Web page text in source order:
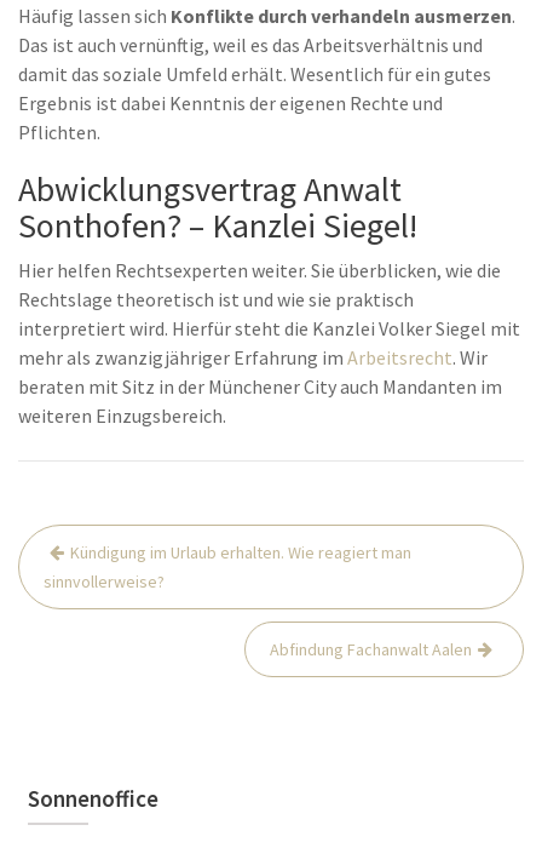
Häufig lassen sich Konflikte durch verhandeln ausmerzen.
Das ist auch vernünftig, weil es das Arbeitsverhältnis und
damit das soziale Umfeld erhält. Wesentlich für ein gutes
Ergebnis ist dabei Kenntnis der eigenen Rechte und
Pflichten.
Abwicklungsvertrag Anwalt
Sonthofen? – Kanzlei Siegel!
Hier helfen Rechtsexperten weiter. Sie überblicken, wie die
Rechtslage theoretisch ist und wie sie praktisch
interpretiert wird. Hierfür steht die Kanzlei Volker Siegel mit
mehr als zwanzigjähriger Erfahrung im Arbeitsrecht. Wir
beraten mit Sitz in der Münchener City auch Mandanten im
weiteren Einzugsbereich.
Beitrags-
Navigation
Kündigung im Urlaub erhalten. Wie reagiert man
sinnvollerweise?
Abfindung Fachanwalt Aalen
Sonnenoffice